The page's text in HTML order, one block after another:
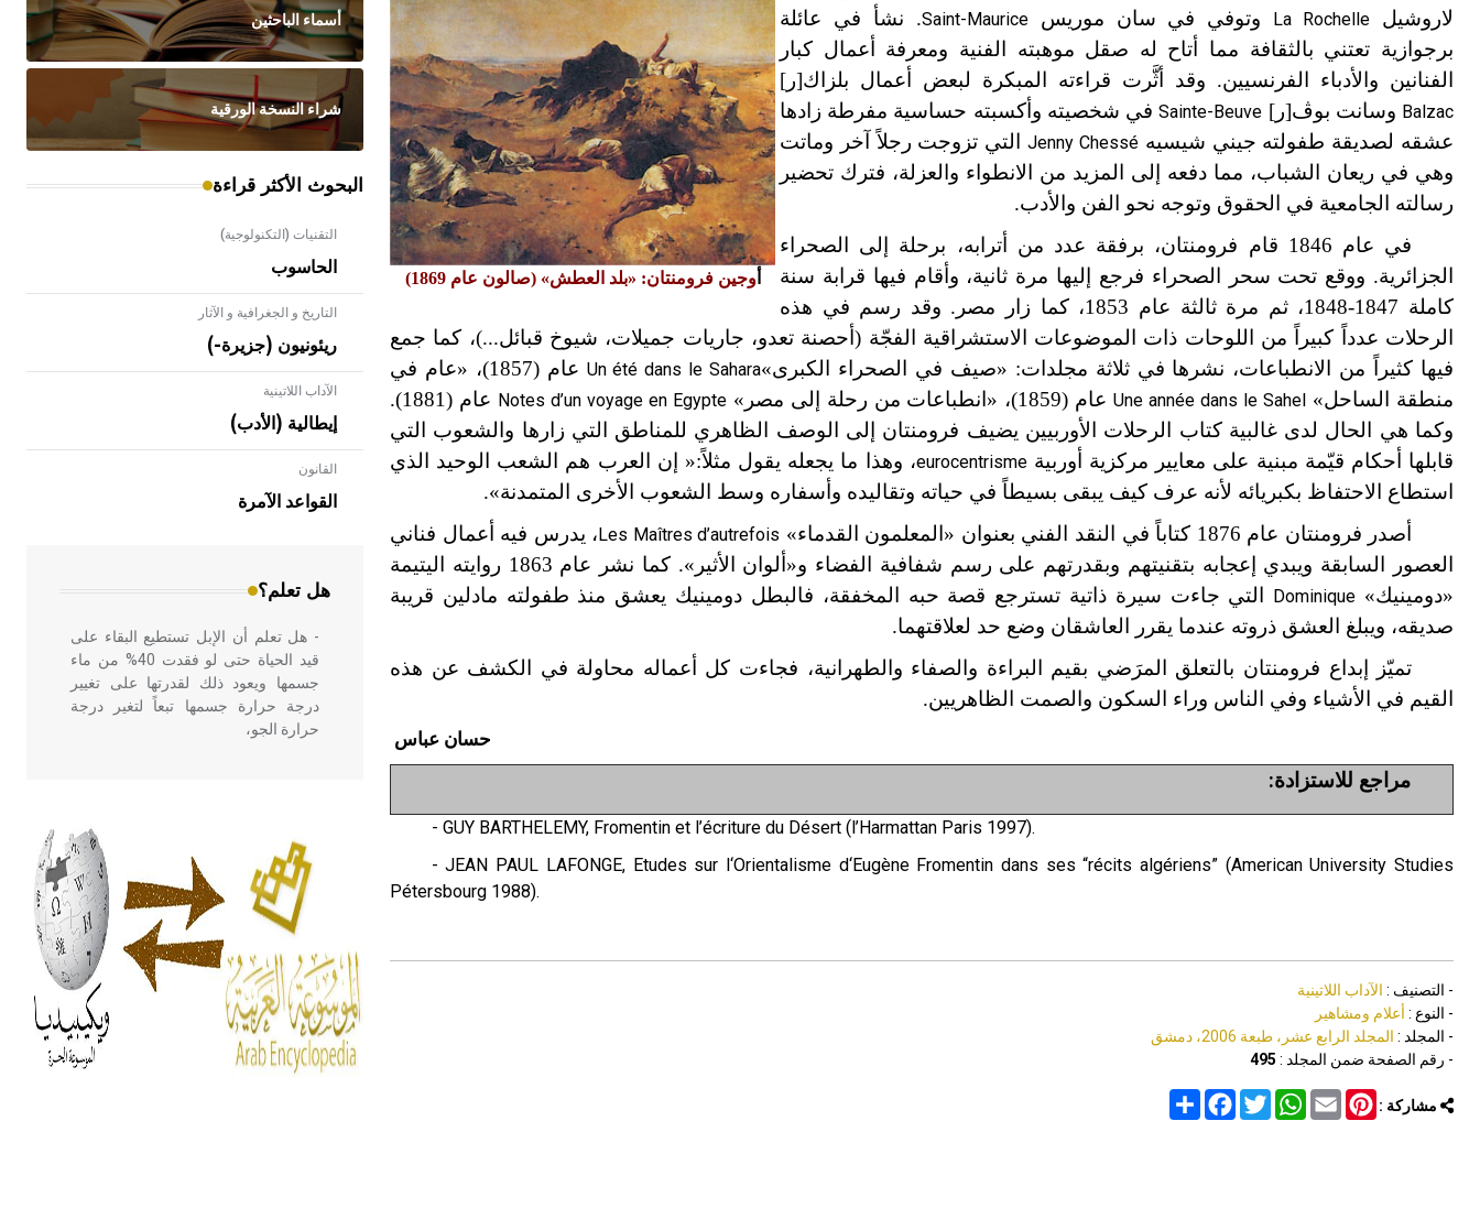
أوجين فرومنتان: «بلد العطش» (صالون عام 1869)
لاروشيل La Rochelle وتوفي في سان موريسSaint-Maurice. نشأ في عائلة
برجوازية تعتني بالثقافة مما أتاح له صقل موهبته الفنية ومعرفة أعمال كبار
الفنانين والأدباء الفرنسيين. وقد أثَّرت قراءته المبكرة لبعض أعمال بلزاك[ر]
Balzac وسانت بوڤ[ر] Sainte-Beuveفي شخصيته وأكسبته حساسية مفرطة زادها
عشقه لصديقة طفولته جيني شيسيهJenny Chesséالتي تزوجت رجلاً آخر وماتت
وهي في ريعان الشباب، مما دفعه إلى المزيد من الانطواء والعزلة، فترك تحضير
رسالته الجامعية في الحقوق وتوجه نحو الفن والأدب.
في عام 1846 قام فرومنتان، برفقة عدد من أترابه، برحلة إلى الصحراء
الجزائرية. ووقع تحت سحر الصحراء فرجع إليها مرة ثانية، وأقام فيها قرابة سنة
كاملة 1847-1848، ثم مرة ثالثة عام 1853، كما زار مصر. وقد رسم في هذه
الرحلات عدداً كبيراً من اللوحات ذات الموضوعات الاستشراقية الفجّة (أحصنة تعدو، جاريات جميلات، شيوخ قبائل...)، كما جمع
فيها كثيراً من الانطباعات، نشرها في ثلاثة مجلدات: «صيف في الصحراء الكبرى»Un été dans le Sahara
عام (1857)، «عام في
منطقة الساحل» Une année dans le Sahelعام (1859)، «انطباعات من رحلة إلى مصر» Notes d’un voyage en Egypte
عام (1881).
وكما هي الحال لدى غالبية كتاب الرحلات الأوربيين يضيف فرومنتان إلى الوصف الظاهري للمناطق التي زارها والشعوب التي
قابلها أحكام قيّمة مبنية على معايير مركزية أوربيةeurocentrisme، وهذا ما يجعله يقول مثلاً:« إن العرب هم الشعب الوحيد الذي
استطاع الاحتفاظ بكبريائه لأنه عرف كيف يبقى بسيطاً في حياته وتقاليده وأسفاره وسط الشعوب الأخرى المتمدنة».
أصدر فرومنتان عام 1876 كتاباً في النقد الفني بعنوان «المعلمون القدماء»
Les Maîtres d’autrefois، يدرس فيه أعمال فناني
العصور السابقة ويبدي إعجابه بتقنيتهم وبقدرتهم على رسم شفافية الفضاء و«ألوان الأثير». كما نشر عام 1863 روايته اليتيمة
«دومينيك» Dominique التي جاءت سيرة ذاتية تسترجع قصة حبه المخفقة، فالبطل دومينيك يعشق منذ طفولته مادلين قريبة
صديقه، ويبلغ العشق ذروته عندما يقرر العاشقان وضع حد لعلاقتهما.
تميّز إبداع فرومنتان بالتعلق المرَضي بقيم البراءة والصفاء والطهرانية، فجاءت كل أعماله محاولة في الكشف عن هذه
القيم في الأشياء وفي الناس وراء السكون والصمت الظاهريين.
حسان عباس
مراجع للاستزادة:
- GUY BARTHELEMY, Fromentin et l’écriture du Désert (l’Harmattan Paris 1997).
- JEAN PAUL LAFONGE, Etudes sur l‘Orientalisme d‘Eugène Fromentin dans ses “récits algériens” (American University Studies
Pétersbourg 1988).
- التصنيف : الآداب اللاتينية
- النوع : أعلام ومشاهير
- المجلد : المجلد الرابع عشر، طبعة 2006، دمشق
- رقم الصفحة ضمن المجلد : 495
مشاركة : Share
FacebookTwitter
WhatsAppEmail
Pinterest
أسماء الباحثين
شراء النسخة الورقية
البحوث الأكثر قراءة
التقنيات (التكنولوجية)
الحاسوب
التاريخ و الجغرافية و الآثار
ريئونيون (جزيرة-)
الآداب اللاتينية
إيطالية (الأدب)
القانون
القواعد الآمرة
هل تعلم؟
- هل تعلم أن الأبلق نوع من الفنون
الهندسية التي ارتبطت بالعمارة الإسلامية
في بلاد الشام ومصر خاصة، حيث يحرص
- هل تعلم أن الإبل تستطيع البقاء على
قيد الحياة حتى لو فقدت 40% من ماء
جسمها ويعود ذلك لقدرتها على تغيير
درجة حرارة جسمها تبعاً لتغير درجة
حرارة الجو،
أربعة مؤلفات هي: الحكم، الأدلة، تنظيم
التغذية، ورسالته في جروح الرأس.
ويعود له الفضل بأنه حرر الطب من
الدين والفلسفة.
- هل تعلم أن المرجان إفراز حيواني
يتكون في البحر ويتركب من مادة
كربونات الكلسيوم، وهو أحمر أو شديد
الحمرة وهو أجود أنواعه، ويمتاز بكبر
الحجم ويسمى الش